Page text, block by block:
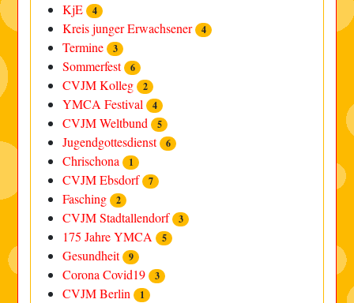
KjE 4
Kreis junger Erwachsener 4
Termine 3
Sommerfest 6
CVJM Kolleg 2
YMCA Festival 4
CVJM Weltbund 5
Jugendgottesdienst 6
Chrischona 1
CVJM Ebsdorf 7
Fasching 2
CVJM Stadtallendorf 3
175 Jahre YMCA 5
Gesundheit 9
Corona Covid19 3
CVJM Berlin 1